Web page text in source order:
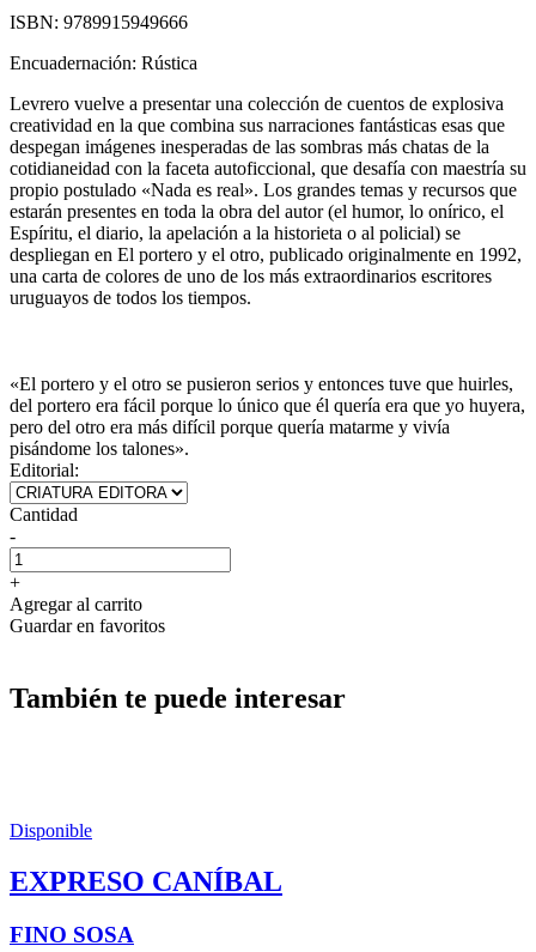
ISBN: 9789915949666
Encuadernación: Rústica
Levrero vuelve a presentar una colección de cuentos de explosiva
creatividad en la que combina sus narraciones fantásticas esas que
despegan imágenes inesperadas de las sombras más chatas de la
cotidianeidad con la faceta autoficcional, que desafía con maestría su
propio postulado «Nada es real». Los grandes temas y recursos que
estarán presentes en toda la obra del autor (el humor, lo onírico, el
Espíritu, el diario, la apelación a la historieta o al policial) se
despliegan en El portero y el otro, publicado originalmente en 1992,
una carta de colores de uno de los más extraordinarios escritores
uruguayos de todos los tiempos.
«El portero y el otro se pusieron serios y entonces tuve que huirles,
del portero era fácil porque lo único que él quería era que yo huyera,
pero del otro era más difícil porque quería matarme y vivía
pisándome los talones».
Editorial:
Cantidad
-
+
Agregar al carrito
Guardar en favoritos
También te puede interesar
Disponible
EXPRESO CANÍBAL
FINO SOSA